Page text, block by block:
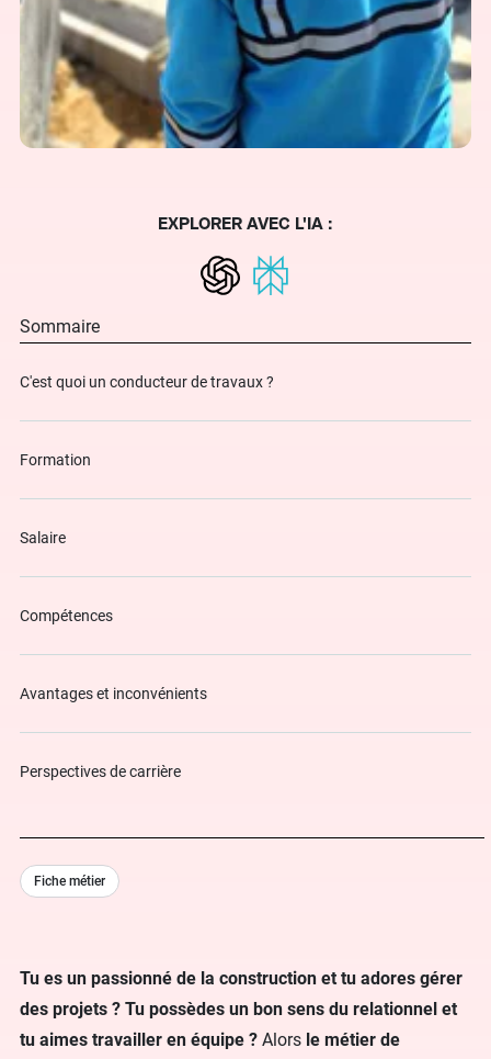
Tu es un passionné de la construction et tu adores gérer
des projets ? Tu possèdes un bon sens du relationnel et
tu aimes travailler en équipe ? Alors le métier de
EXPLORER AVEC L'IA :
Sommaire
C'est quoi un conducteur de travaux ?
Formation
Salaire
Compétences
Avantages et inconvénients
Perspectives de carrière
Fiche métier